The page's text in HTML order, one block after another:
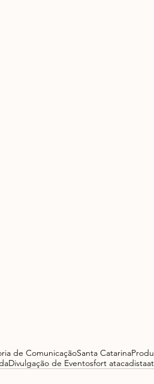
de ComunicaçãoSanta Catarina
Divulgação de Eventosfort atacadista